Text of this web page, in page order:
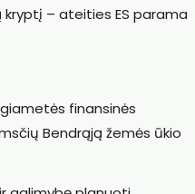
kryptį – ateities ES parama
finansinės
Bendrąją žemės ūkio